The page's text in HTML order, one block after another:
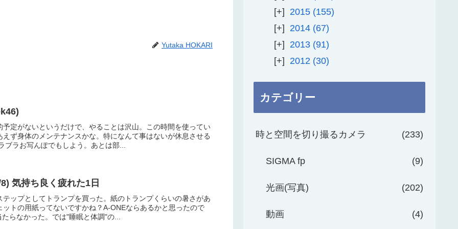
Yutaka HOKARI
定がないというだけで、やることは沢山。この時間を使ってい
ず身体のメンテナンスかな。特になんて事はないが休息させる
ブラお写んぽでもしよう。あとは部...
気持ち良く疲れた1日
ップとしてトランプを買った。紙のトランプくらいの暑さがあ
トの用紙ってないですかね？A-ONEならあるかと思ったので
らなかった。では"睡眠と体調"の...
2015 155
2014 67
2013 91
2012
30
カテゴリー
時と空間を切り撮るカメラ 233
SIGMA fp 9
光画(写真) 202
動画 4